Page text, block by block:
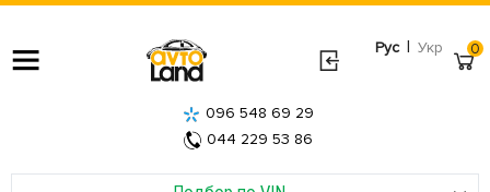
Рус | Укр
096 548 69 29
044 229 53 86
0